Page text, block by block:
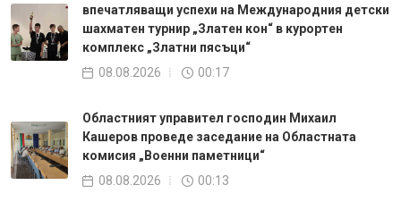
впечатляващи успехи на Международния детски
шахматен турнир „Златен кон“ в курортен
комплекс „Златни пясъци“
08.08.2026
00:17
Oбластният управител господин Михаил
Кашеров проведе заседание на Областната
комисия „Военни паметници“
08.08.2026
00:13